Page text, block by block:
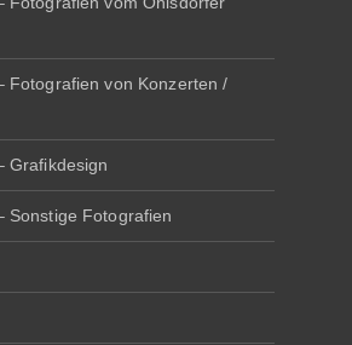
Fotografien von Konzerten /
Grafikdesign
Sonstige Fotografien